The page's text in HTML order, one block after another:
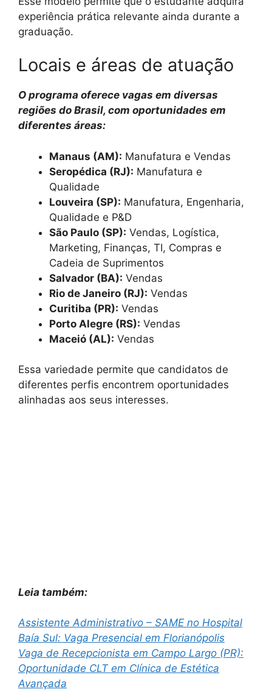
experiência prática relevante ainda durante a
graduação.
Locais e áreas de atuação
O programa oferece vagas em diversas
regiões do Brasil, com oportunidades em
diferentes áreas:
Manaus (AM): Manufatura e Vendas
Seropédica (RJ): Manufatura e
Qualidade
Louveira (SP): Manufatura, Engenharia,
Qualidade e P&D
São Paulo (SP): Vendas, Logística,
Marketing, Finanças, TI, Compras e
Cadeia de Suprimentos
Salvador (BA): Vendas
Rio de Janeiro (RJ): Vendas
Curitiba (PR): Vendas
Porto Alegre (RS): Vendas
Maceió (AL): Vendas
Essa variedade permite que candidatos de
diferentes perfis encontrem oportunidades
alinhadas aos seus interesses.
Leia também:
Assistente Administrativo – SAME no Hospital
Baía Sul: Vaga Presencial em Florianópolis
Vaga de Recepcionista em Campo Largo (PR):
Oportunidade CLT em Clínica de Estética
Avançada